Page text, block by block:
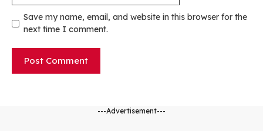
Save my name, email, and website in this browser for the
next time I comment.
---Advertisement---